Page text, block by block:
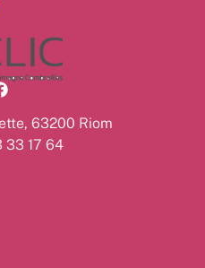
63200 Riom
33 17 64